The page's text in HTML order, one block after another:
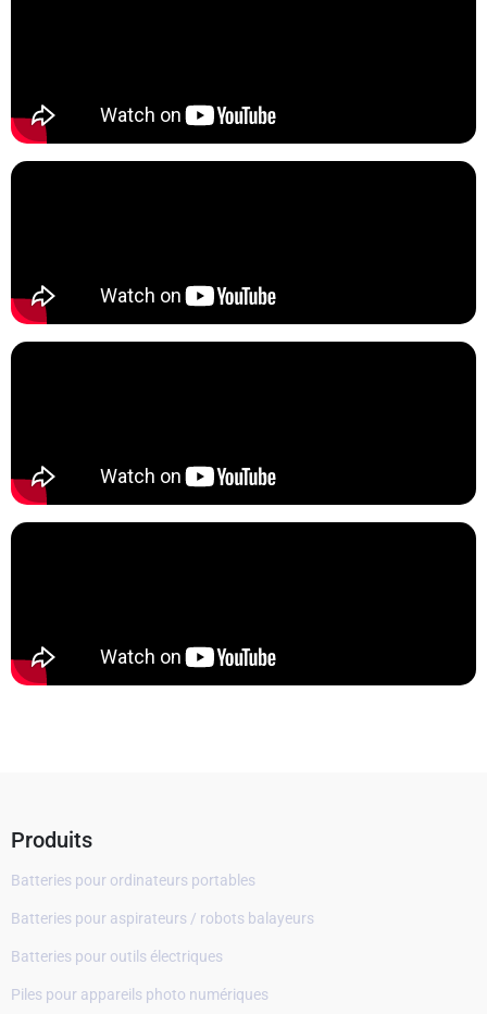
Produits
Batteries pour ordinateurs portables
Batteries pour aspirateurs / robots balayeurs
Batteries pour outils électriques
Piles pour appareils photo numériques